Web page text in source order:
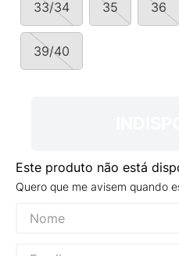
33/34 35 36
39/40
Este produto não está
Quero que me avisem quando
º
NEW 530
10º VEJA COUNTRY